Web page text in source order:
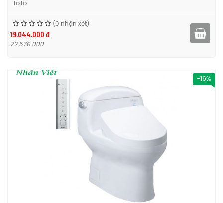
ToTo
(0 nhận xét)
19.044.000 đ
22.570.000
-16%